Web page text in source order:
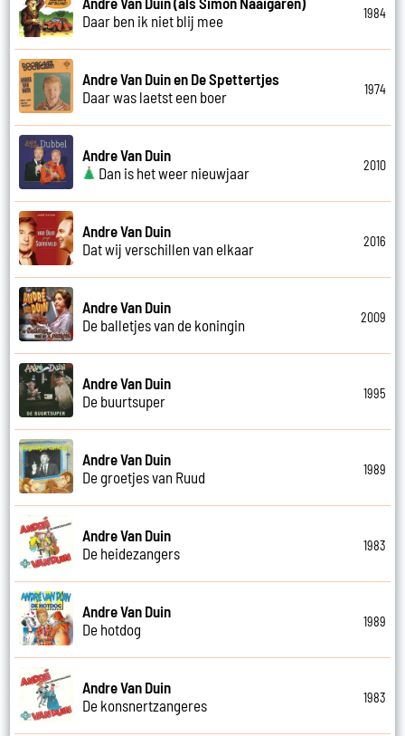
Daar ben ik niet blij mee
1984
Andre Van Duin en De Spettertjes
Daar was laetst een boer
1974
Andre Van Duin
Dan is het weer nieuwjaar
2010
Andre Van Duin
Dat wij verschillen van elkaar
2016
Andre Van Duin
De balletjes van de koningin
2009
Andre Van Duin
De buurtsuper
1995
Andre Van Duin
De groetjes van Ruud
1989
Andre Van Duin
De heidezangers
1983
Andre Van Duin
De hotdog
1989
Andre Van Duin
De konsnertzangeres
1983